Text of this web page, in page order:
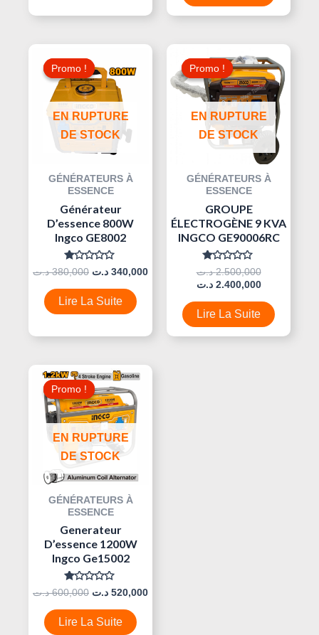
Promo !
EN RUPTURE
DE STOCK
Promo !
GÉNÉRATEURS À
ESSENCE
Générateur
D’essence 800W
Ingco GE8002
Note
0
Sur
5
380,000 د.ت
Prix
Initial
Était :
340,000 د.ت
Le
Actuel
340,000 د.ت.
Lire La Suite
Promo !
EN RUPTURE
DE STOCK
Promo !
GÉNÉRATEURS À
ESSENCE
GROUPE
ÉLECTROGÈNE 9 KVA
INGCO GE90006RC
Note
0
Sur
2.500,000 د.ت
Prix
Initial
Était :
2.400,000 د.ت
Prix
Actuel
Est :
Lire La Suite
Promo !
EN RUPTURE
DE STOCK
Promo !
GÉNÉRATEURS À
ESSENCE
Generateur
D’essence 1200W
Ingco Ge15002
Note
Sur
5
600,000 د.ت
Le
Prix
Initial
Était :
520,000 د.ت
Le
Lire La Suite